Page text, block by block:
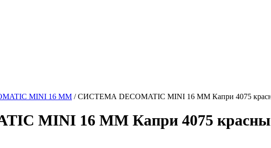
MINI 16 ММ / СИСТЕМА DECOMATIC MINI 16 ММ Капри 4075
MINI 16 ММ Капри 4075